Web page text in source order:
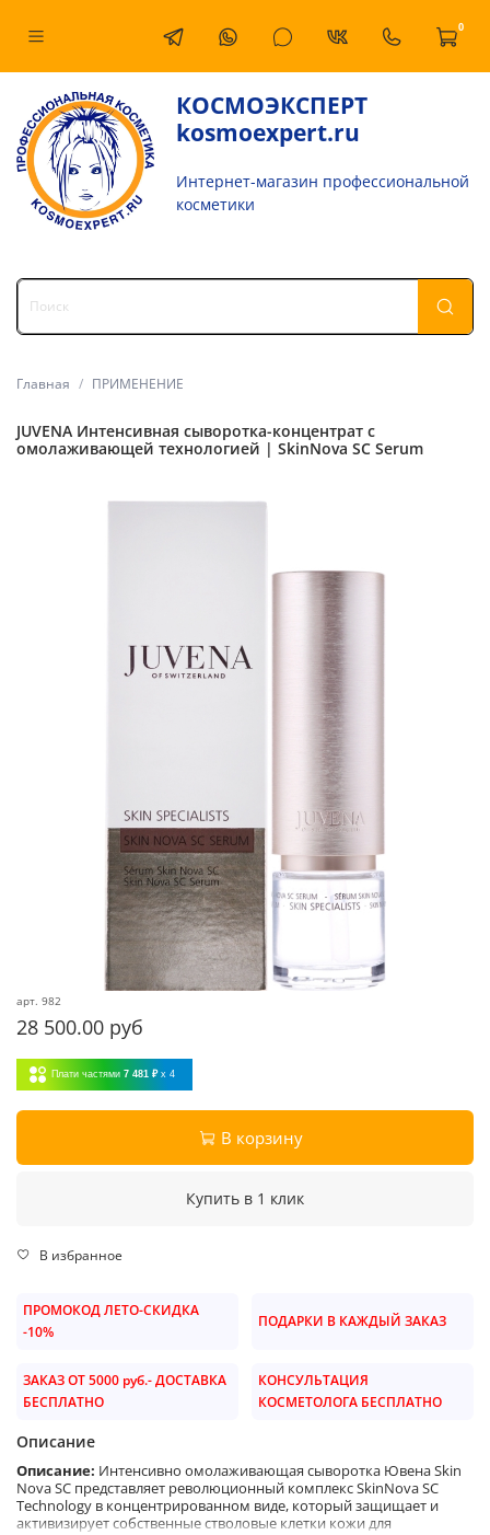
0
КОСМОЭКСПЕРТ
kosmoexpert.ru
Интернет-магазин профессиональной
косметики
Главная ПРИМЕНЕНИЕ
JUVENA Интенсивная сыворотка-концентрат с
омолаживающей технологией | SkinNova SC Serum
арт. 982
28 500.00 руб
Плати частями 7 481 ₽ x 4
В корзину
Купить в 1 клик
В избранное
ПРОМОКОД ЛЕТО-СКИДКА
-10%
ПОДАРКИ В КАЖДЫЙ ЗАКАЗ
ЗАКАЗ ОТ 5000 руб.- ДОСТАВКА
БЕСПЛАТНО
КОНСУЛЬТАЦИЯ
КОСМЕТОЛОГА БЕСПЛАТНО
Описание
Описание: Интенсивно омолаживающая сыворотка Ювена Skin
Nova SC представляет революционный комплекс SkinNova SC
Technology в концентрированном виде, который защищает и
активизирует собственные стволовые клетки кожи для